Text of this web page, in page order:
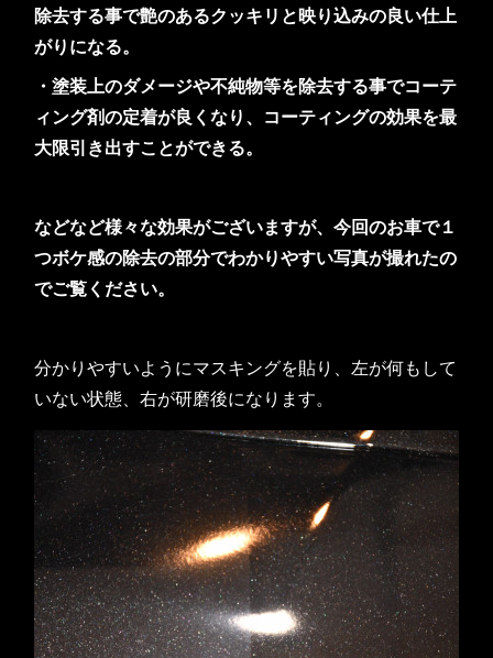
除去する事で艶のあるクッキリと映り込みの良い仕上
がりになる。
・塗装上のダメージや不純物等を除去する事でコーテ
ィング剤の定着が良くなり、コーティングの効果を最
大限引き出すことができる。
などなど様々な効果がございますが、今回のお車で１
つボケ感の除去の部分でわかりやすい写真が撮れたの
でご覧ください。
分かりやすいようにマスキングを貼り、左が何もして
いない状態、右が研磨後になります。